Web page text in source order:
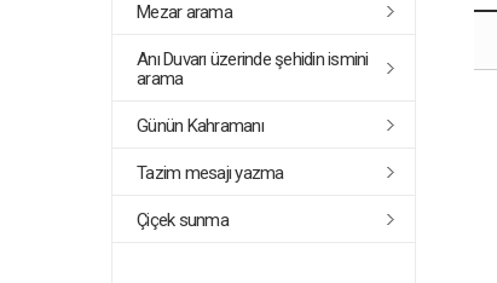
Mezar arama
Anı Duvarı üzerinde şehidin ismini
arama
Günün Kahramanı
Tazim mesajı yazma
Çiçek sunma